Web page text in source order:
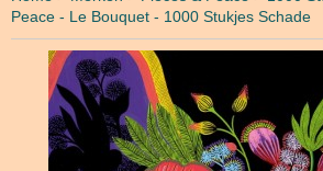
Peace - Le Bouquet - 1000 Stukjes Schade